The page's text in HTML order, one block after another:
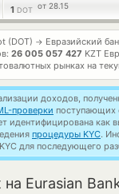
1 DOT от 28.15
(DOT) → Евразийский
26 005 057 427 KZT
рынках на
доходов,
проверки поступающих
идентифицирована
процедуры KYC.
для последующего
Eurasian